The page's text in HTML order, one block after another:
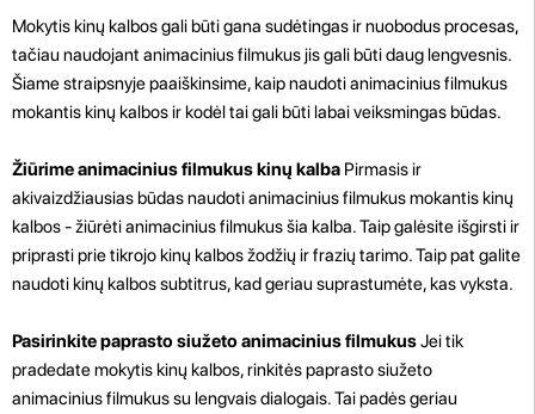
Mokytis kinų kalbos gali būti gana sudėtingas ir nuobodus procesas,
tačiau naudojant animacinius filmukus jis gali būti daug lengvesnis.
Šiame straipsnyje paaiškinsime, kaip naudoti animacinius filmukus
mokantis kinų kalbos ir kodėl tai gali būti labai veiksmingas būdas.
Žiūrime animacinius filmukus kinų kalba Pirmasis ir
akivaizdžiausias būdas naudoti animacinius filmukus mokantis kinų
kalbos - žiūrėti animacinius filmukus šia kalba. Taip galėsite išgirsti ir
priprasti prie tikrojo kinų kalbos žodžių ir frazių tarimo. Taip pat galite
naudoti kinų kalbos subtitrus, kad geriau suprastumėte, kas vyksta.
Pasirinkite paprasto siužeto animacinius filmukusJei tik
pradedate mokytis kinų kalbos, rinkitės paprasto siužeto
animacinius filmukus su lengvais dialogais. Tai padės geriau